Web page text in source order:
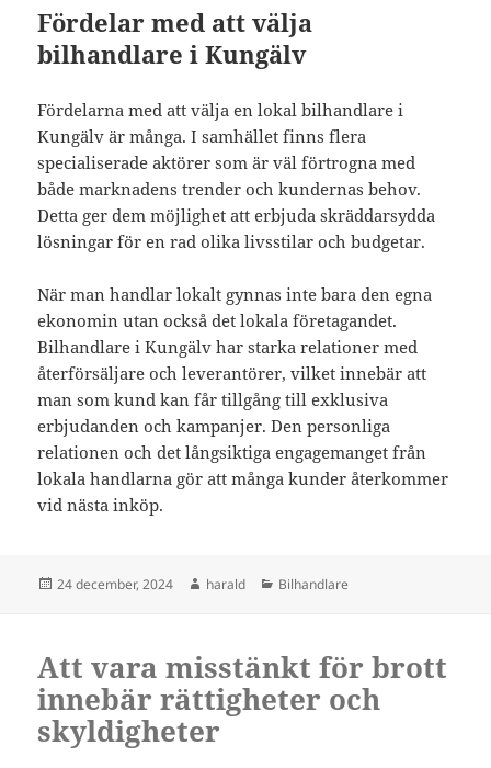
Fördelar med att välja
bilhandlare i Kungälv
Fördelarna med att välja en lokal bilhandlare i
Kungälv är många. I samhället finns flera
specialiserade aktörer som är väl förtrogna med
både marknadens trender och kundernas behov.
Detta ger dem möjlighet att erbjuda skräddarsydda
lösningar för en rad olika livsstilar och budgetar.
När man handlar lokalt gynnas inte bara den egna
ekonomin utan också det lokala företagandet.
Bilhandlare i Kungälv har starka relationer med
återförsäljare och leverantörer, vilket innebär att
man som kund kan får tillgång till exklusiva
erbjudanden och kampanjer. Den personliga
relationen och det långsiktiga engagemanget från
lokala handlarna gör att många kunder återkommer
vid nästa inköp.
Postat
24 december, 2024 Författare
harald Kategorier
Bilhandlare
Att vara misstänkt för brott
innebär rättigheter och
skyldigheter